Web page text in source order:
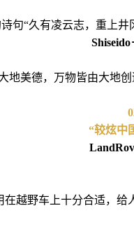
句“久有凌云志，重上
地美德，万物皆由大
“较炫中
越野车上十分合适，给